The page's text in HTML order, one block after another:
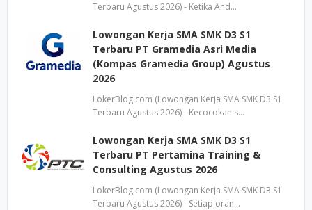
Terbaru Agustus 2026) - Ketika And…
Lowongan Kerja SMA SMK D3 S1
Terbaru PT Gramedia Asri Media
(Kompas Gramedia Group) Agustus
2026
LokerBlog.com (Lowongan Kerja SMA SMK D3 S1
Terbaru Agustus 2026) - Kecocokan s…
Lowongan Kerja SMA SMK D3 S1
Terbaru PT Pertamina Training &
Consulting Agustus 2026
LokerBlog.com (Lowongan Kerja SMA SMK D3 S1
Terbaru Agustus 2026) - Setiap oran…